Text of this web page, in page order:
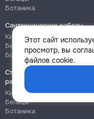
Этот сайт
просмотр, вы
файлов cookie.
Ботаника
Сантехнические работы
Кишинёв
Бельцы
Ботаника
Строительно-монтажные
работы
Кишинёв
Бельцы
Ботаника